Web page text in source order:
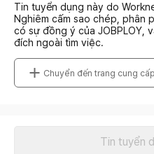
Tin tuyển dụng này do
Nghiêm cấm sao chép, phân
có sự đồng ý của JOBPLOY,
đích ngoài tìm việc.
Chuyển đến trang cung
Tin tuyển